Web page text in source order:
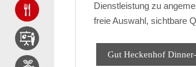
Dienstleistung zu
freie Auswahl, sichtbare
Gut Heckenhof